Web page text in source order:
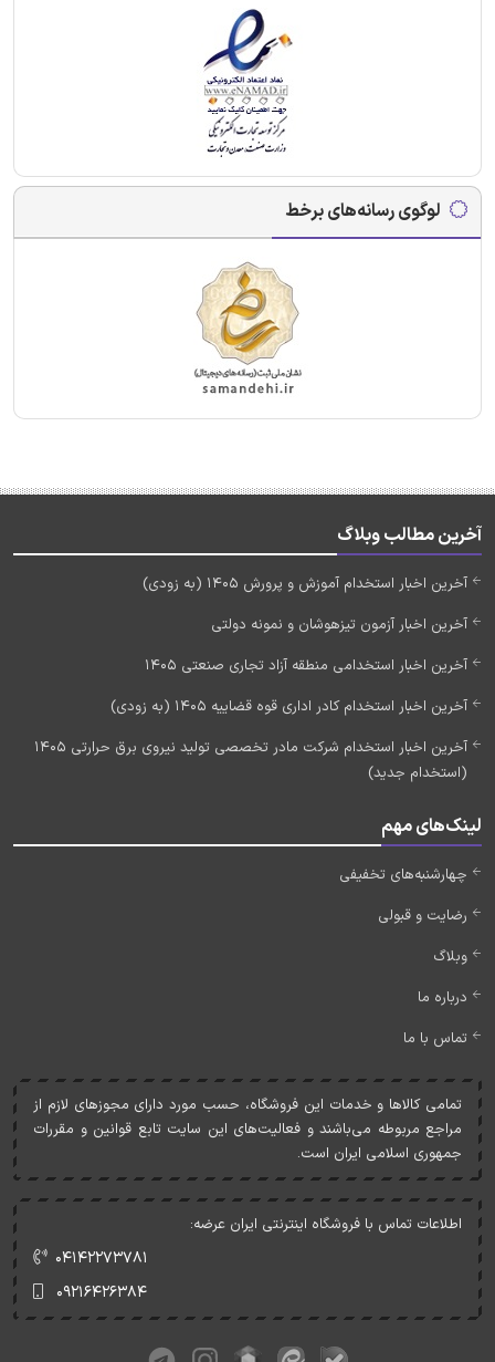
لوگوی رسانه‌های برخط
آخرین مطالب وبلاگ
آخرین اخبار استخدام آموزش و پرورش 1405 (به زودی)
آخرین اخبار آزمون تیزهوشان و نمونه دولتی
آخرین اخبار استخدامی منطقه آزاد تجاری صنعتی 1405
آخرین اخبار استخدام کادر اداری قوه قضاییه 1405 (به زودی)
آخرین اخبار استخدام شرکت مادر تخصصی تولید نیروی برق حرارتی 1405
(استخدام جدید)
لینک‌های مهم
چهارشنبه‌های تخفیفی
رضایت و قبولی
وبلاگ
درباره ما
تماس با ما
تمامی کالاها و خدمات اين فروشگاه، حسب مورد دارای مجوزهای لازم از
مراجع مربوطه می‌باشند و فعاليت‌های اين سايت تابع قوانين و مقررات
جمهوری اسلامی ايران است.
اطلاعات تماس با فروشگاه اینترنتی ایران عرضه:
۰۴۱۴۲۲۷۳۷۸۱
۰۹۲۱۶۴۲۶۳۸۴